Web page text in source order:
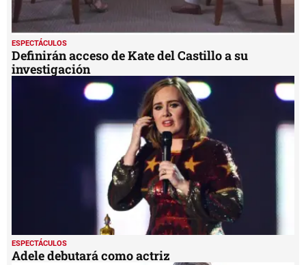
ESPECTÁCULOS
Definirán acceso de Kate del Castillo a su
investigación
ESPECTÁCULOS
Adele debutará como actriz